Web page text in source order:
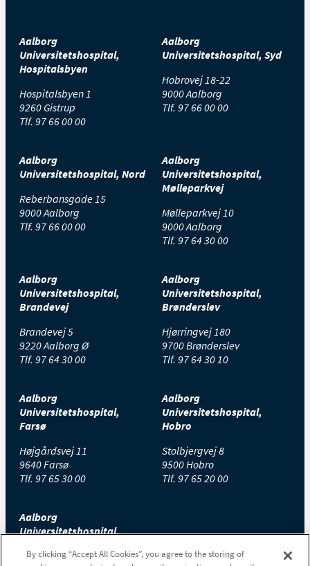
Aalborg
Universitetshospital,
Hospitalsbyen
Hospitalsbyen 1
9260 Gistrup
Tlf. 97 66 00 00
Aalborg
Universitetshospital, Syd
Hobrovej 18-22
9000 Aalborg
Tlf. 97 66 00 00
Aalborg
Universitetshospital, Nord
Reberbansgade 15
9000 Aalborg
Tlf. 97 66 00 00
Aalborg
Universitetshospital,
Mølleparkvej
Mølleparkvej 10
9000 Aalborg
Tlf. 97 64 30 00
Aalborg
Universitetshospital,
Brandevej
Brandevej 5
9220 Aalborg Ø
Tlf. 97 64 30 00
Aalborg
Universitetshospital,
Brønderslev
Hjørringvej 180
9700 Brønderslev
Tlf. 97 64 30 10
Aalborg
Universitetshospital,
Farsø
Højgårdsvej 11
9640 Farsø
Tlf. 97 65 30 00
Aalborg
Universitetshospital,
Hobro
Stolbjergvej 8
9500 Hobro
Tlf. 97 65 20 00
Aalborg
Universitetshospital,
By clicking “Accept All Cookies”, you agree to the storing of